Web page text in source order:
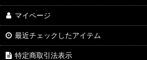
マイページ
最近チェックしたアイテム
特定商取引法表示